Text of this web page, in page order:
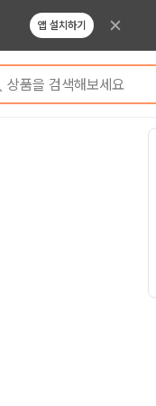
앱 설치하기
상품을 검색해보세요